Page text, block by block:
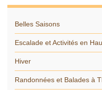
Belles Saisons
Escalade et Activités en
Hiver
Randonnées et Balades à